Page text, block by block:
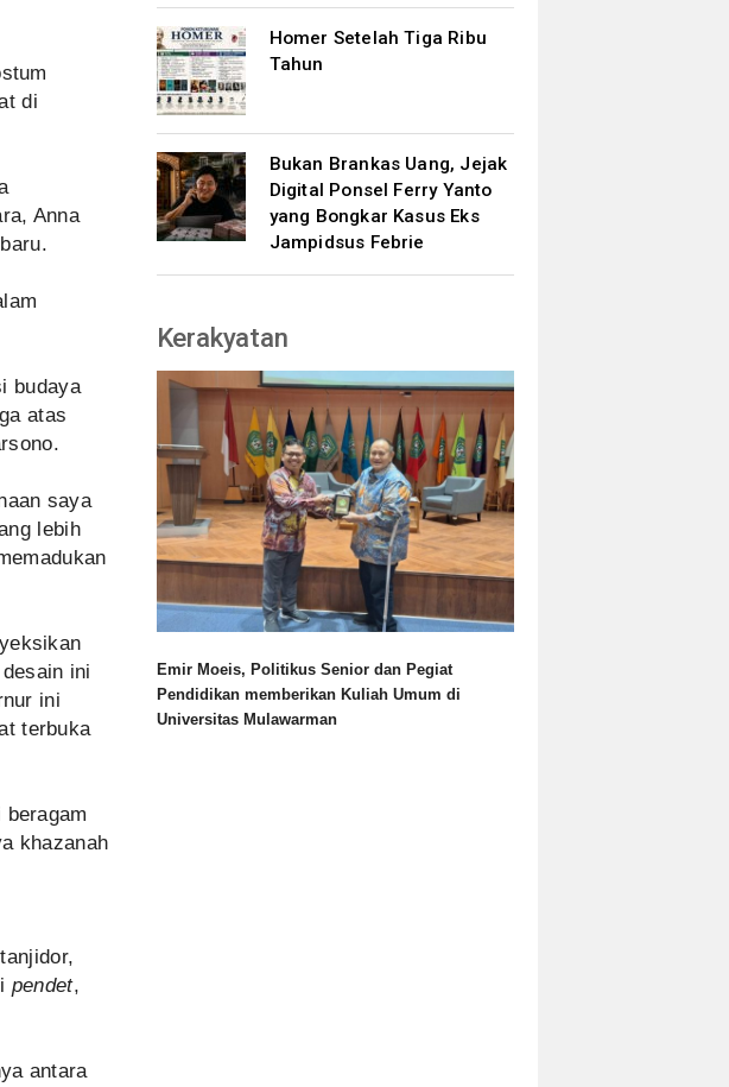
di
Anna
budaya
atas
saya
lebih
ini
ini
terbuka
khazanah
pendet,
antara
Homer Setelah Tiga Ribu
Tahun
Bukan Brankas Uang, Jejak
Digital Ponsel Ferry Yanto
yang Bongkar Kasus Eks
Jampidsus Febrie
Kerakyatan
Emir Moeis, Politikus Senior dan Pegiat
Pendidikan memberikan Kuliah Umum di
Universitas Mulawarman